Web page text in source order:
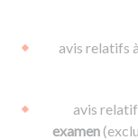
avis relatifs
avis
examen